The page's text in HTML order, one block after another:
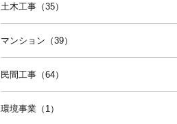
土木工事（35）
マンション（39）
民間工事（64）
環境事業（1）